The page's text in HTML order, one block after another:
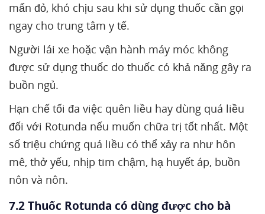
mẩn đỏ, khó chịu sau khi sử dụng thuốc cần gọi
ngay cho trung tâm y tế.
Người lái xe hoặc vận hành máy móc không
được sử dụng thuốc do thuốc có khả năng gây ra
buồn ngủ.
Hạn chế tối đa việc quên liều hay dùng quá liều
đối với Rotunda nếu muốn chữa trị tốt nhất. Một
số triệu chứng quá liều có thể xảy ra như hôn
mê, thở yếu, nhịp tim chậm, hạ huyết áp, buồn
nôn và nôn.
7.2 Thuốc Rotunda có dùng được cho bà